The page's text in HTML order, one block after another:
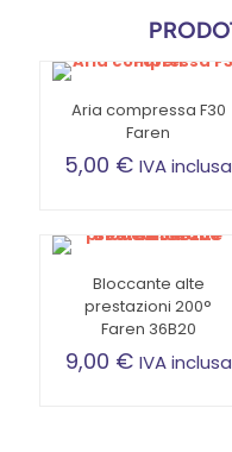
Aria compressa F30
Faren
5,00 € IVA inclusa
Bloccante alte
prestazioni 200°
Faren 36B20
9,00 € IVA inclusa